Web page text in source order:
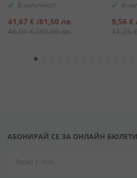
В наличност
Специална
цена
41,67 € /81,50 лв.
46,01 €/89,99 лв.
В
цена
9,56 €
11,25
АБОНИРАЙ СЕ ЗА ОНЛАЙН